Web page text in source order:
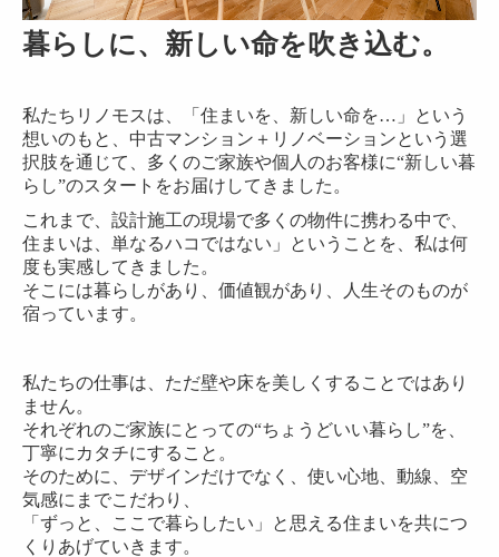
施工事例 （藤沢市 S邸）
施工事例 （大和市 H邸）
施工事例 （藤沢市 SN邸）
施工事例 （大和市 M邸）
施工事例 （町田市 Y邸）
施工事例 （相模原市南区 S邸）
施工事例 （横浜市中区 S邸）
リノモスの施工事例 【開放感と収納力UP】家族で過ごせる
施工事例 （相模原市 M邸）
施工事例 （横浜市 S邸）
お客様の声
コンテスト紹介
暮らしに、新しい命を吹き込む。
私たちリノモスは、「住まいを、新しい命を…」という
想いのもと、中古マンション＋リノベーションという選
択肢を通じて、多くのご家族や個人のお客様に“新しい暮
らし”のスタートをお届けしてきました。
これまで、設計施工の現場で多くの物件に携わる中で、
住まいは、単なるハコではない」ということを、私は何
度も実感してきました。
そこには暮らしがあり、価値観があり、人生そのものが
宿っています。
私たちの仕事は、ただ壁や床を美しくすることではあり
ません。
それぞれのご家族にとっての“ちょうどいい暮らし”を、
丁寧にカタチにすること。
そのために、デザインだけでなく、使い心地、動線、空
気感にまでこだわり、
「ずっと、ここで暮らしたい」と思える住まいを共につ
くりあげていきます。